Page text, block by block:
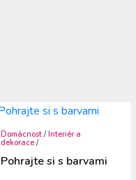
Domácnost /Interiér a
dekorace /
Pohrajte si s barvami